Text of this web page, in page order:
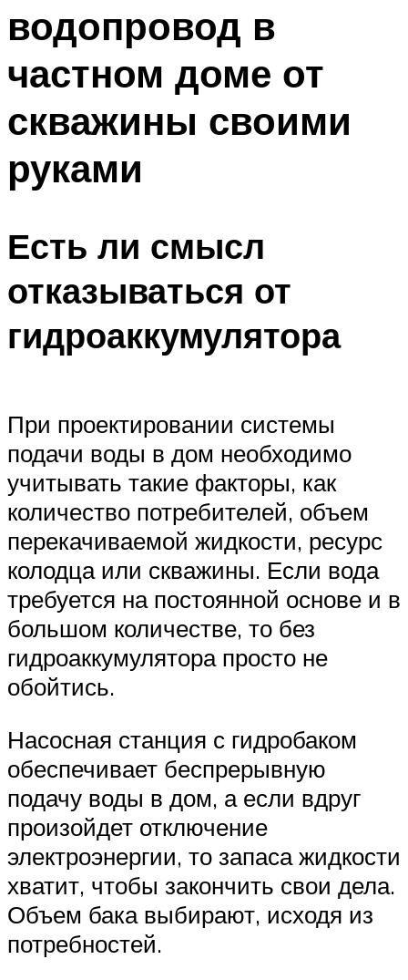
Меню
водопровод в
частном доме от
скважины своими
руками
Есть ли смысл
отказываться от
гидроаккумулятора
При проектировании системы
подачи воды в дом необходимо
учитывать такие факторы, как
количество потребителей, объем
перекачиваемой жидкости, ресурс
колодца или скважины. Если вода
требуется на постоянной основе и в
большом количестве, то без
гидроаккумулятора просто не
обойтись.
Насосная станция с гидробаком
обеспечивает беспрерывную
подачу воды в дом, а если вдруг
произойдет отключение
электроэнергии, то запаса жидкости
хватит, чтобы закончить свои дела.
Объем бака выбирают, исходя из
потребностей.